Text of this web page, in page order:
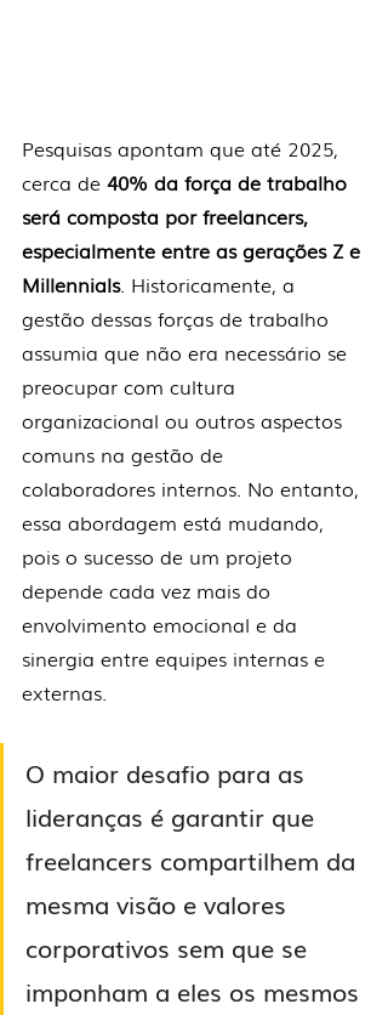
Pesquisas apontam que até 2025,
cerca de 40% da força de trabalho
será composta por freelancers,
especialmente entre as gerações Z e
Millennials. Historicamente, a
gestão dessas forças de trabalho
assumia que não era necessário se
preocupar com cultura
organizacional ou outros aspectos
comuns na gestão de
colaboradores internos. No entanto,
essa abordagem está mudando,
pois o sucesso de um projeto
depende cada vez mais do
envolvimento emocional e da
sinergia entre equipes internas e
externas.
O maior desafio para as
lideranças é garantir que
freelancers compartilhem da
mesma visão e valores
corporativos sem que se
imponham a eles os mesmos